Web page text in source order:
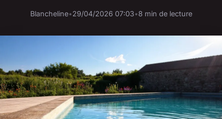
Blancheline•29/04/2026 07:03•8 min de lecture